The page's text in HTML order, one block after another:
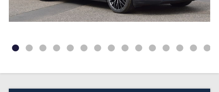
• • • • • • • • • • • • • • •